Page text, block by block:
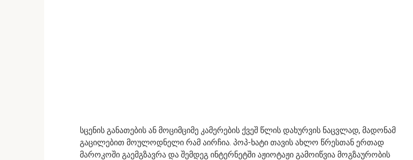
სცენის განათების ან მოციმციმე კამერების ქვეშ წლის დახურვის ნაცვლად, მადონამ
გაცილებით მოულოდნელი რამ აირჩია. პოპ-ხატი თავის ახლო წრესთან ერთად
მაროკოში გაემგზავრა და შემდეგ ინტერნეტში აჟიოტაჟი გამოიწვია მოგზაურობის